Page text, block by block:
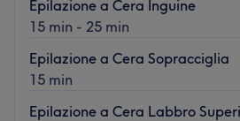
Epilazione a Cera Inguine
15 min - 25 min
Epilazione a Cera Sopracciglia
15 min
Epilazione a Cera Labbro